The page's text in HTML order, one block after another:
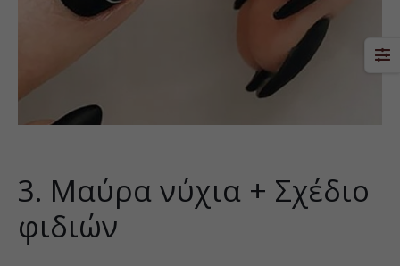
3. Μαύρα νύχια + Σχέδιο
φιδιών